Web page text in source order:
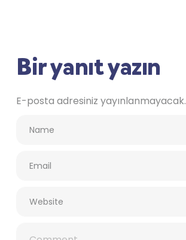
Bir yanıt yazın
E-posta adresiniz yayınlanmayacak.